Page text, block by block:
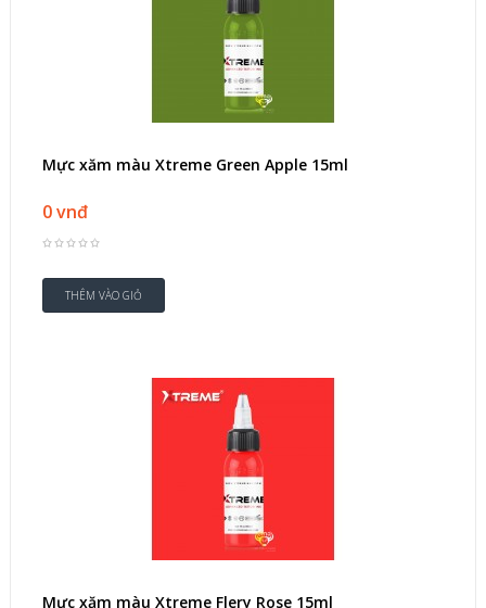
Mực xăm màu Xtreme Green Apple 15ml
0 vnđ
Mực xăm màu Xtreme Flery Rose 15ml